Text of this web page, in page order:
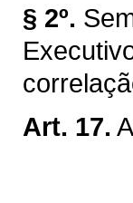
§ 2º.
Art. 17.